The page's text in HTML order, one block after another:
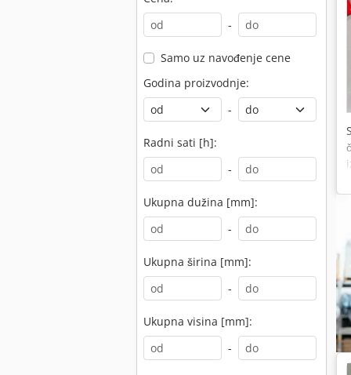
-
Samo uz navođenje cene
Godina proizvodnje:
-
Radni sati [h]:
-
Ukupna dužina [mm]:
-
Ukupna širina [mm]:
-
Ukupna visina [mm]:
-